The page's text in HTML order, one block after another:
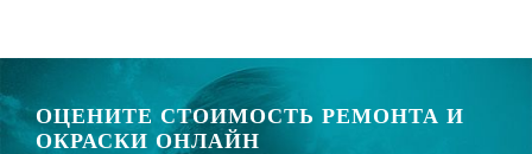
ОЦЕНИТЕ СТОИМОСТЬ РЕМОНТА И
ОКРАСКИ ОНЛАЙН